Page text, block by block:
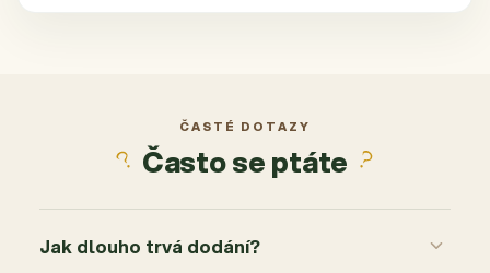
ČASTÉ DOTAZY
Často se ptáte
Jak dlouho trvá dodání?